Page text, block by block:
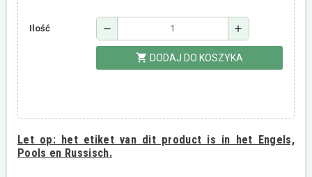
Ilość remove add
shopping_cart DODAJ DO KOSZYKA
Let op:het etiket van dit product is in het Engels,
Pools en Russisch.